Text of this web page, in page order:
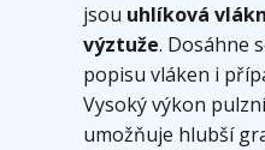
jsou uhlíková
výztuže. Dosáhne
popisu vláken i
Vysoký výkon
umožňuje hlubší